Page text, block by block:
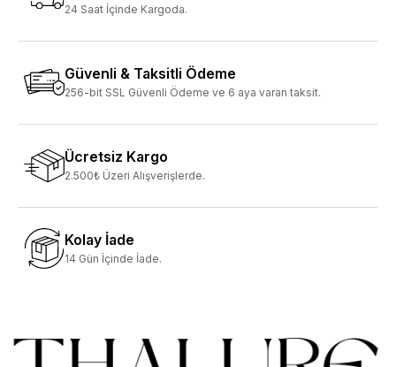
24 Saat İçinde Kargoda.
Güvenli & Taksitli Ödeme
256-bit SSL Güvenli Ödeme ve 6 aya varan taksit.
Ücretsiz Kargo
2.500₺ Üzeri Alışverişlerde.
Kolay İade
14 Gün İçinde İade.